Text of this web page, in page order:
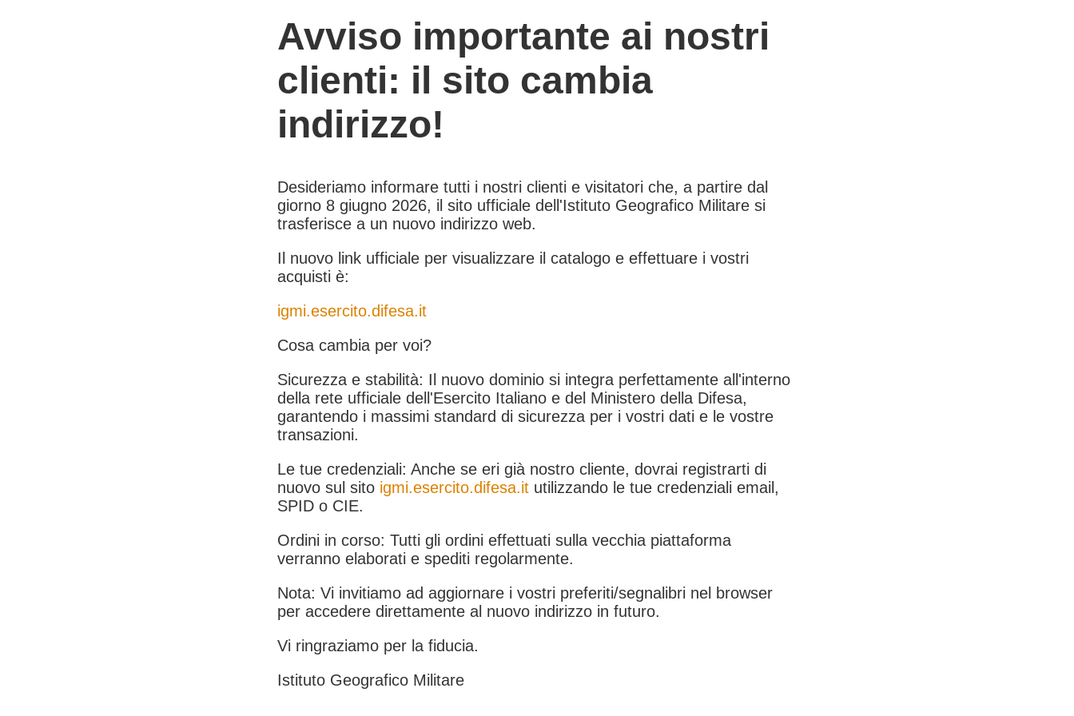
Avviso importante ai nostri
clienti: il sito cambia
indirizzo!
Desideriamo informare tutti i nostri clienti e visitatori che, a partire dal
giorno 8 giugno 2026, il sito ufficiale dell'Istituto Geografico Militare si
trasferisce a un nuovo indirizzo web.
Il nuovo link ufficiale per visualizzare il catalogo e effettuare i vostri
acquisti è:
igmi.esercito.difesa.it
Cosa cambia per voi?
Sicurezza e stabilità: Il nuovo dominio si integra perfettamente all'interno
della rete ufficiale dell'Esercito Italiano e del Ministero della Difesa,
garantendo i massimi standard di sicurezza per i vostri dati e le vostre
transazioni.
Le tue credenziali: Anche se eri già nostro cliente, dovrai registrarti di
nuovo sul sito igmi.esercito.difesa.it utilizzando le tue credenziali email,
SPID o CIE.
Ordini in corso: Tutti gli ordini effettuati sulla vecchia piattaforma
verranno elaborati e spediti regolarmente.
Nota: Vi invitiamo ad aggiornare i vostri preferiti/segnalibri nel browser
per accedere direttamente al nuovo indirizzo in futuro.
Vi ringraziamo per la fiducia.
Istituto Geografico Militare